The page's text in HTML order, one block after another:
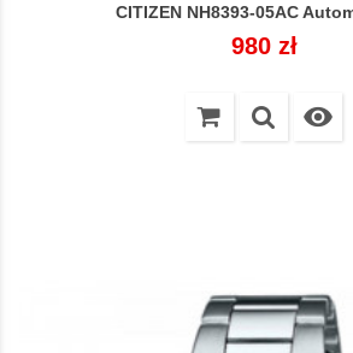
CITIZEN NH8393-05AC
Cena
980 zł
